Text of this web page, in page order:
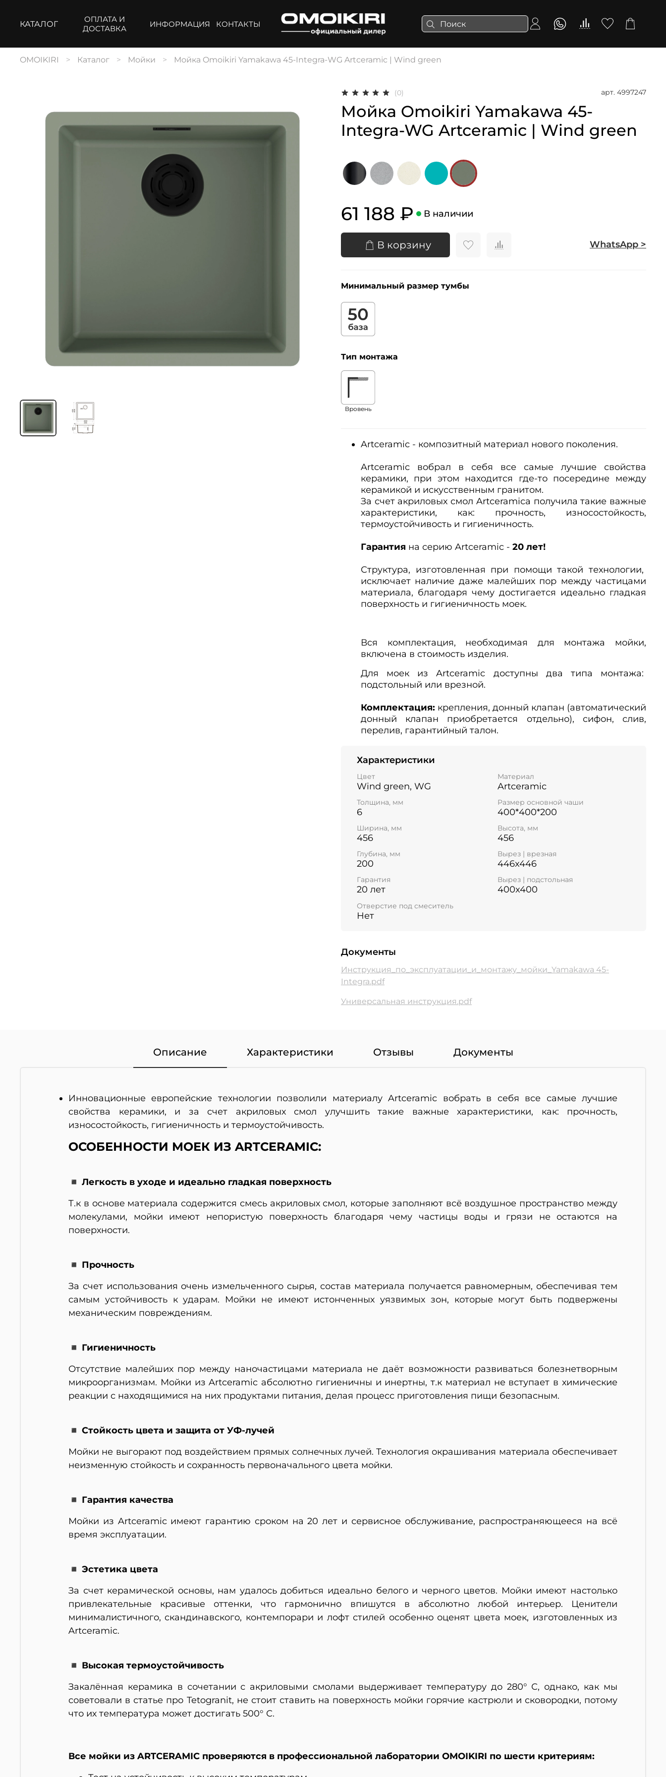
КАТАЛОГ
ОПЛАТА И
ДОСТАВКА
ИНФОРМАЦИЯ КОНТАКТЫ
OMOIKIRI Каталог Мойки Мойка Omoikiri Yamakawa 45-Integra-WG Artceramic | Wind green
(0) арт. 4997247
Мойка Omoikiri Yamakawa 45-
Integra-WG Artceramic | Wind green
61 188 ₽ В наличии
В корзину WhatsApp >
Минимальный размер тумбы
Тип монтажа
Вровень
Artceramic - композитный материал нового поколения.
Artceramic вобрал в себя все самые лучшие свойства
керамики, при этом находится где-то посередине между
керамикой и искусственным гранитом.
За счет акриловых смол Artceramica получила такие важные
характеристики, как: прочность, износостойкость,
термоустойчивость и гигиеничность.
Гарантия на серию Artceramic - 20 лет!
Структура, изготовленная при помощи такой технологии,
исключает наличие даже малейших пор между частицами
материала, благодаря чему достигается идеально гладкая
поверхность и гигиеничность моек.
Вся комплектация, необходимая для монтажа мойки,
включена в стоимость изделия.
Для моек из Artceramic доступны два типа монтажа:
подстольный или врезной.
Комплектация: крепления, донный клапан (автоматический
донный клапан приобретается отдельно), сифон, слив,
перелив, гарантийный талон.
Характеристики
Цвет
Wind green, WG
Материал
Artceramic
Толщина, мм
6
Размер основной чаши
400*400*200
Ширина, мм
456
Высота, мм
456
Глубина, мм
200
Вырез | врезная
446x446
Гарантия
20 лет
Вырез | подстольная
400x400
Отверстие под смеситель
Нет
Документы
Инструкция_по_эксплуатации_и_монтажу_мойки_Yamakawa 45-
Integra.pdf
Универсальная инструкция.pdf
Описание Характеристики Отзывы Документы
Инновационные европейские технологии позволили материалу Artceramic вобрать в себя все самые лучшие
свойства керамики, и за счет акриловых смол улучшить такие важные характеристики, как: прочность,
износостойкость, гигиеничность и термоустойчивость.
ОСОБЕННОСТИ МОЕК ИЗ ARTCERAMIC:
◾ Легкость в уходе и идеально гладкая поверхность
Т.к в основе материала содержится смесь акриловых смол, которые заполняют всё воздушное пространство между
молекулами, мойки имеют непористую поверхность благодаря чему частицы воды и грязи не остаются на
поверхности.
◾ Прочность
За счет использования очень измельченного сырья, состав материала получается равномерным, обеспечивая тем
самым устойчивость к ударам. Мойки не имеют истонченных уязвимых зон, которые могут быть подвержены
механическим повреждениям.
◾ Гигиеничность
Отсутствие малейших пор между наночастицами материала не даёт возможности развиваться болезнетворным
микроорганизмам. Мойки из Artceramic абсолютно гигиеничны и инертны, т.к материал не вступает в химические
реакции с находящимися на них продуктами питания, делая процесс приготовления пищи безопасным.
◾ Стойкость цвета и защита от УФ-лучей
Мойки не выгорают под воздействием прямых солнечных лучей. Технология окрашивания материала обеспечивает
неизменную стойкость и сохранность первоначального цвета мойки.
◾ Гарантия качества
Мойки из Artceramic имеют гарантию сроком на 20 лет и сервисное обслуживание, распространяющееся на всё
время эксплуатации.
◾ Эстетика цвета
За счет керамической основы, нам удалось добиться идеально белого и черного цветов. Мойки имеют настолько
привлекательные красивые оттенки, что гармонично впишутся в абсолютно любой интерьер. Ценители
минималистичного, скандинавского, контемпорари и лофт стилей особенно оценят цвета моек, изготовленных из
Artceramic.
◾ Высокая термоустойчивость
Закалённая керамика в сочетании с акриловыми смолами выдерживает температуру до 280° С, однако, как мы
советовали в статье про Tetogranit, не стоит ставить на поверхность мойки горячие кастрюли и сковородки, потому
что их температура может достигать 500° С.
Все мойки из ARTCERAMIC проверяются в профессиональной лаборатории OMOIKIRI по шести критериям: